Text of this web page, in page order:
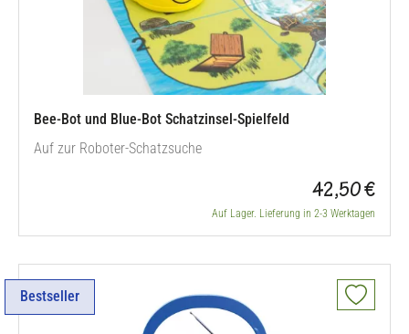
Bee-Bot und Blue-Bot Schatzinsel-Spielfeld
Auf zur Roboter-Schatzsuche
42,50 €
Auf Lager. Lieferung in 2-3 Werktagen
Bestseller